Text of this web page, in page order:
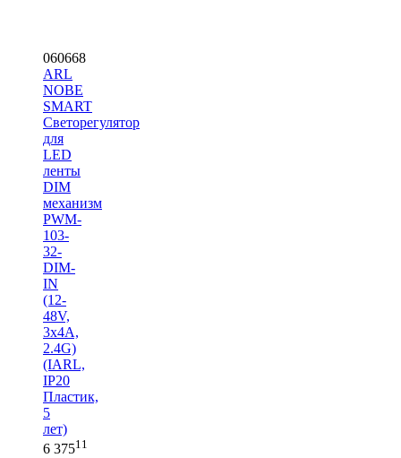
060668
ARL
NOBE
SMART
Светорегулятор
для
LED
ленты
DIM
механизм
PWM-
103-
32-
DIM-
IN
(12-
48V,
3х4A,
2.4G)
(IARL,
IP20
Пластик,
5
лет)
6 37511